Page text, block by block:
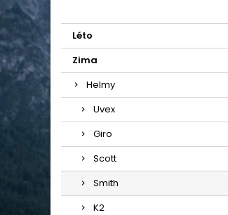
Léto
Zima
Helmy
Uvex
Giro
Scott
Smith
K2